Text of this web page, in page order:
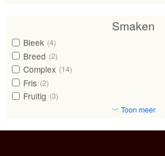
Smaken
Bleek (4)
Breed (2)
Complex (14)
Fris (2)
Fruitig (3)
﹀ Toon meer